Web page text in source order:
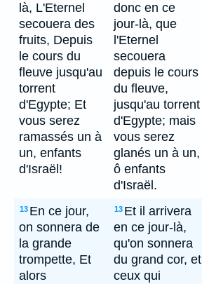
là, L'Eternel
secouera des
fruits, Depuis
le cours du
fleuve jusqu'au
torrent
d'Egypte; Et
vous serez
ramassés un à
un, enfants
d'Israël!
donc en ce
jour-là, que
l'Eternel
secouera
depuis le cours
du fleuve,
jusqu'au torrent
d'Egypte; mais
vous serez
glanés un à un,
ô enfants
d'Israël.
13 En ce jour,
on sonnera de
la grande
trompette, Et
alors
13 Et il arrivera
en ce jour-là,
qu'on sonnera
du grand cor, et
ceux qui